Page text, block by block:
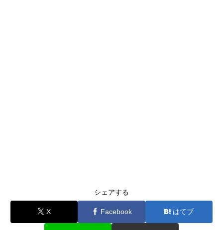
シェアする
X Facebook はてブ